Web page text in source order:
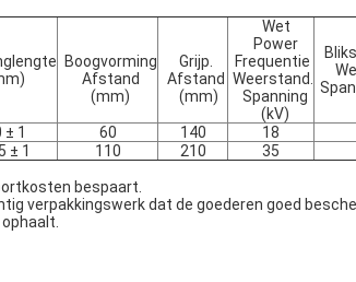
Boogvorming
Afstand
(mm)
Grijp.
Afstand
(mm)
Wet
Power
Frequentie
Weerstand.
Spanning
(kV)
± 1 60 140 18
± 1 110 210 35
bespaart.
verpakkingswerk dat de goederen goed